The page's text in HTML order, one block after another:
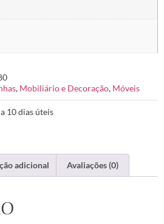
, Mobiliário e Decoração, Móveis
10 dias úteis
adicional Avaliações (0)